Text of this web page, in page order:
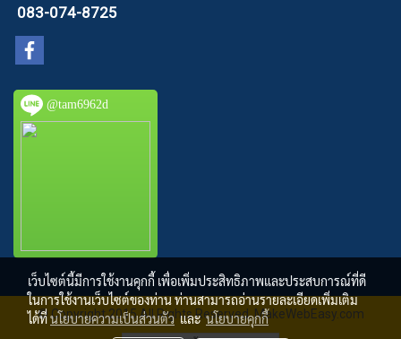
083-074-8725
@tam6962d
© Copyright 2015 All Rights Reserved. MakeWebEasy.com
เว็บไซต์นี้มีการใช้งานคุกกี้ เพื่อเพิ่มประสิทธิภาพและประสบการณ์ที่ดี
ในการใช้งานเว็บไซต์ของท่าน ท่านสามารถอ่านรายละเอียดเพิ่มเติม
ได้ที่นโยบายความเป็นส่วนตัวและนโยบายคุกกี้